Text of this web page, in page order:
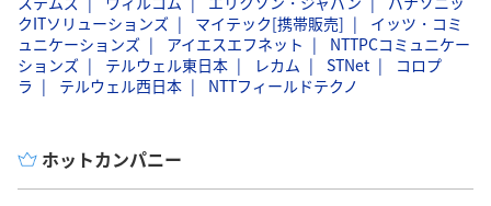
クITソリューションズ
マイテック[携帯販売]
イッツ・コミ
ュニケーションズ
アイエスエフネット
NTTPCコミュニケー
ションズ
テルウェル東日本 レカム STNet
コロプ
ラ
テルウェル西日本 NTTフィールドテクノ
ホットカンパニー